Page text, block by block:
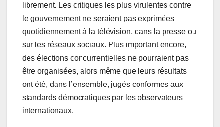
librement. Les critiques les plus virulentes contre
le gouvernement ne seraient pas exprimées
quotidiennement à la télévision, dans la presse ou
sur les réseaux sociaux. Plus important encore,
des élections concurrentielles ne pourraient pas
être organisées, alors même que leurs résultats
ont été, dans l’ensemble, jugés conformes aux
standards démocratiques par les observateurs
internationaux.